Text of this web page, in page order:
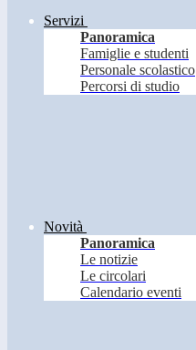
Servizi
Panoramica
Famiglie e studenti
Personale scolastico
Percorsi di studio
Novità
Panoramica
Le notizie
Le circolari
Calendario eventi